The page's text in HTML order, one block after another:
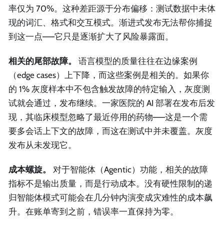
率仅为 70%。这种差距源于分布偏移：测试数据中未体
现的词汇、格式和交互模式。渐进式发布无法帮你捕捉
到这一点——它只是逐渐扩大了风险暴露面。
相关的尾部故障。
语言模型的质量往往在边缘案例
（edge cases）上下降，而这些案例是相关的。如果你
的 1% 灰度样本中不包含触发故障的特定输入，灰度测
试就会通过，发布继续。一家医院的 AI 部署在发布后发
现，其临床模型忽略了最近停用的药物——这是一个需
要多会话上下文的故障，而这在测试中并未覆盖。灰度
发布从未发现它。
成本螺旋。
对于智能体（Agentic）功能，相关的故障
指标不是输出质量，而是行动成本。没有硬性限制的递
归智能体模式可能会在几分钟内演变成灾难性的成本飙
升。在账单寄到之前，错误率一直保持为零。